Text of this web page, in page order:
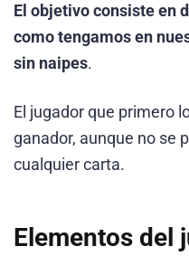
El objetivo consiste en
como tengamos en
sin naipes.
El jugador que primero
ganador, aunque no se
cualquier carta.
Elementos del